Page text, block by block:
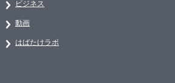
ビジネス
動画
はばたけラボ